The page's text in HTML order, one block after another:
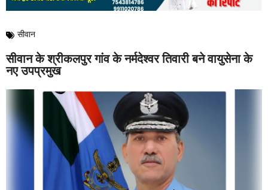
सीवान
सीवान के श्रीकलपुर गांव के नर्मदेश्वर तिवारी बने वायुसेना के
नए उपप्रमुख